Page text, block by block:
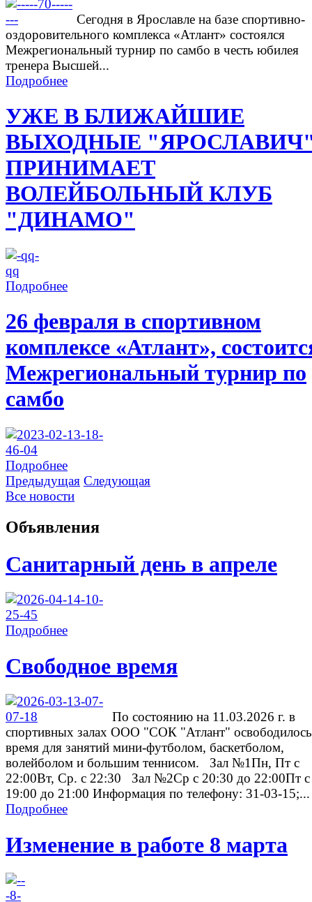
Сегодня в Ярославле на базе спортивно-
оздоровительного комплекса «Атлант» состоялся
Межрегиональный турнир по самбо в честь юбилея
тренера Высшей...
Подробнее
УЖЕ В БЛИЖАЙШИЕ
ВЫХОДНЫЕ
ПРИНИМАЕТ
ВОЛЕЙБОЛЬНЫЙ КЛУБ
"ДИНАМО"
Подробнее
26 февраля в спортивном
комплексе «Атлант»,
Межрегиональный турнир по
самбо
Подробнее
Предыдущая Следующая
Все новости
Объявления
Санитарный день в апреле
Подробнее
Свободное время
По состоянию на 11.03.2026 г. в
спортивных залах ООО "СОК "Атлант" освободилось
время для занятий мини-футболом, баскетболом,
волейболом и большим теннисом. Зал №1Пн, Пт с
22:00Вт, Ср. с 22:30 Зал №2Ср с 20:30 до 22:00Пт с
19:00 до 21:00 Информация по телефону: 31-03-15;...
Подробнее
Изменение в работе 8 марта